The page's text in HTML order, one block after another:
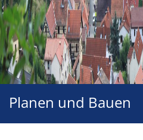
Planen und Bauen